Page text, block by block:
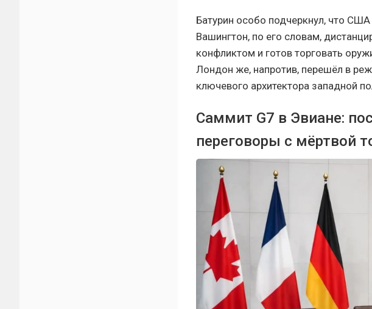
Батурин особо подчеркнул, что
Вашингтон, по его словам,
конфликтом и готов торговать
Лондон же, напротив, перешёл в
ключевого архитектора западной
Саммит G7 в Эвиане:
переговоры с мёртвой